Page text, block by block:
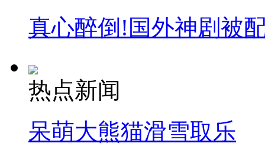
真心醉倒!国外神剧被
热点新闻
呆萌大熊猫滑雪取乐